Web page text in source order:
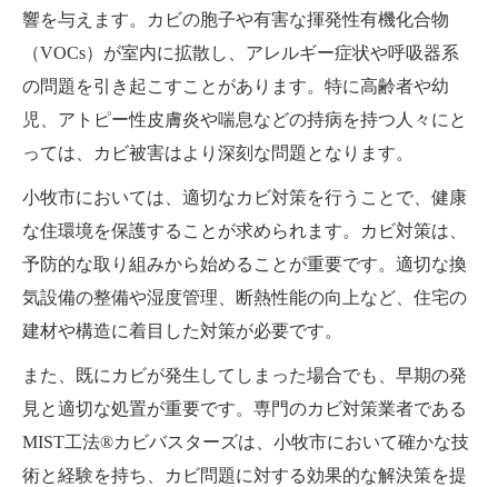
響を与えます。カビの胞子や有害な揮発性有機化合物
（VOCs）が室内に拡散し、アレルギー症状や呼吸器系
の問題を引き起こすことがあります。特に高齢者や幼
児、アトピー性皮膚炎や喘息などの持病を持つ人々にと
っては、カビ被害はより深刻な問題となります。
小牧市においては、適切なカビ対策を行うことで、健康
な住環境を保護することが求められます。カビ対策は、
予防的な取り組みから始めることが重要です。適切な換
気設備の整備や湿度管理、断熱性能の向上など、住宅の
建材や構造に着目した対策が必要です。
また、既にカビが発生してしまった場合でも、早期の発
見と適切な処置が重要です。専門のカビ対策業者である
MIST工法®カビバスターズは、小牧市において確かな技
術と経験を持ち、カビ問題に対する効果的な解決策を提